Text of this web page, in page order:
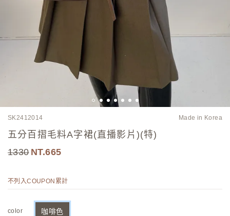
SK2412014 Made in Korea
五分百摺毛料A字裙(直播影片)(特)
1330
665
不列入COUPON累計
color 咖啡色